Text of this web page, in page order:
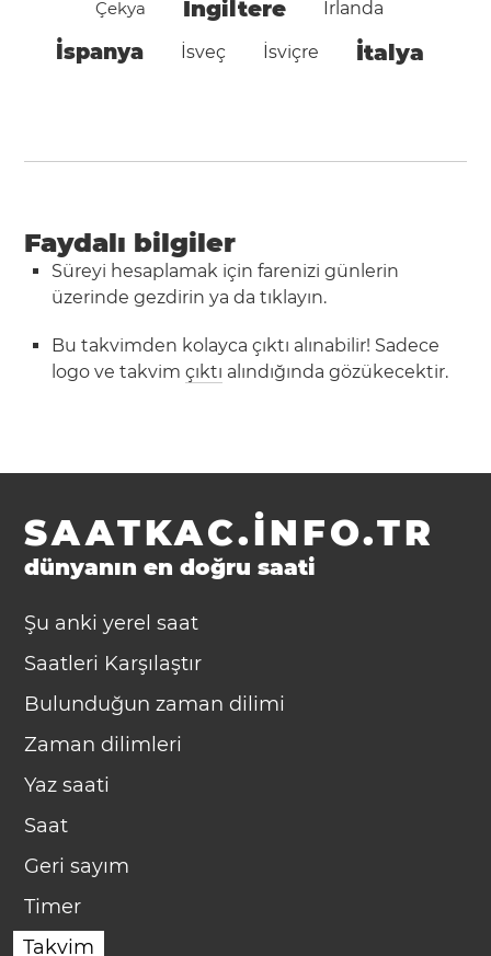
Çekya İngiltere İrlanda
İspanya İsveç İsviçre İtalya
Faydalı bilgiler
Süreyi hesaplamak için farenizi günlerin
üzerinde gezdirin ya da tıklayın.
Bu takvimden kolayca çıktı alınabilir! Sadece
logo ve takvimçıktı alındığında gözükecektir.
SAATKAC.INFO.TR
dünyanın en doğru saati
Şu anki yerel saat
Saatleri Karşılaştır
Bulunduğun zaman dilimi
Zaman dilimleri
Yaz saati
Saat
Geri sayım
Timer
Takvim